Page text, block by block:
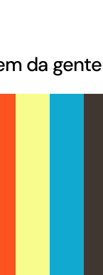
da